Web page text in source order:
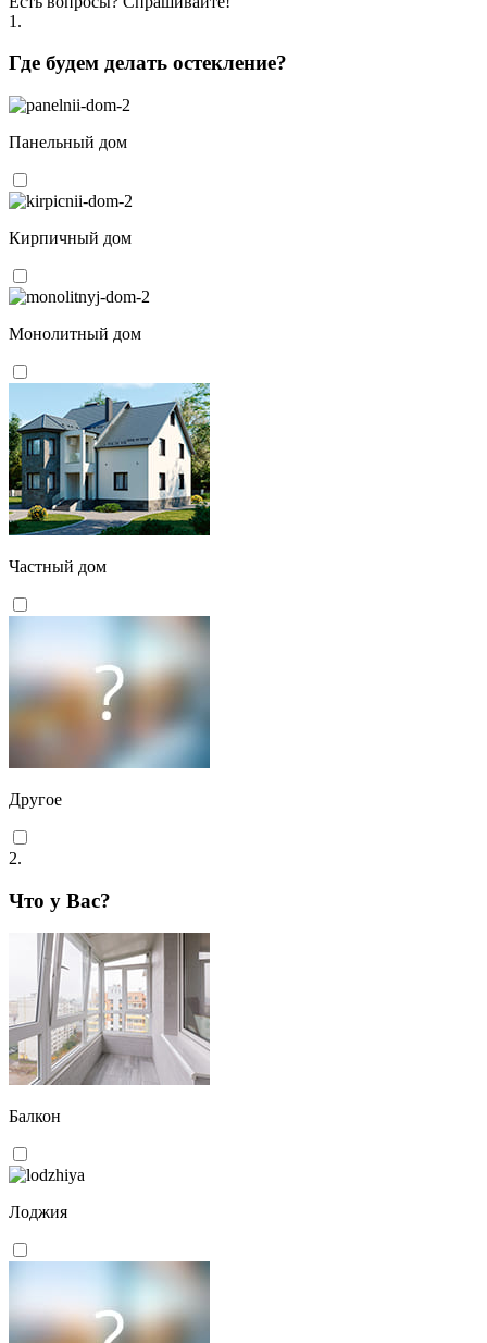
1.
Где будем делать остекление?
Панельный дом
Кирпичный дом
Монолитный дом
Частный дом
Другое
2.
Что у Вас?
Балкон
Лоджия